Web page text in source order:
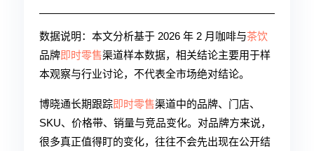
数据说明：本文分析基于 2026 年 2 月咖啡与茶饮
品牌即时零售渠道样本数据，相关结论主要用于样
本观察与行业讨论，不代表全市场绝对结论。
博晓通长期跟踪即时零售渠道中的品牌、门店、
SKU、价格带、销量与竞品变化。对品牌方来说，
很多真正值得盯的变化，往往不会先出现在公开结